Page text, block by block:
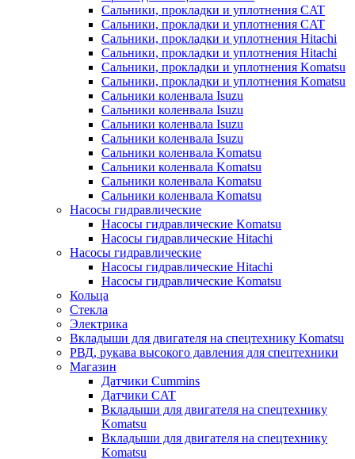
Сальники, прокладки и уплотнения CAT
Сальники, прокладки и уплотнения CAT
Сальники, прокладки и уплотнения Hitachi
Сальники, прокладки и уплотнения Hitachi
Сальники, прокладки и уплотнения Komatsu
Сальники, прокладки и уплотнения Komatsu
Сальники коленвала Isuzu
Сальники коленвала Isuzu
Сальники коленвала Isuzu
Сальники коленвала Isuzu
Сальники коленвала Komatsu
Сальники коленвала Komatsu
Сальники коленвала Komatsu
Сальники коленвала Komatsu
Насосы гидравлические
Насосы гидравлические Komatsu
Насосы гидравлические Hitachi
Насосы гидравлические
Насосы гидравлические Hitachi
Насосы гидравлические Komatsu
Кольца
Стекла
Электрика
Вкладыши для двигателя на спецтехнику Komatsu
РВД, рукава высокого давления для спецтехники
Магазин
Датчики Cummins
Датчики CAT
Вкладыши для двигателя на спецтехнику
Komatsu
Вкладыши для двигателя на спецтехнику
Komatsu